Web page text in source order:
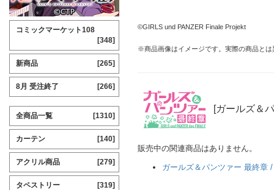
©GIRLS und PANZER Finale Projekt
※商品画像はイメージです。実際の商品と
[ガールズ＆
販売中の関連商品はありません。
ガールズ＆パンツァー 最終章
コミックマーケット108
[348]
新商品 [265]
8月 受注終了 [266]
全商品一覧 [1310]
カーテン [140]
アクリル商品 [279]
タペストリー [319]